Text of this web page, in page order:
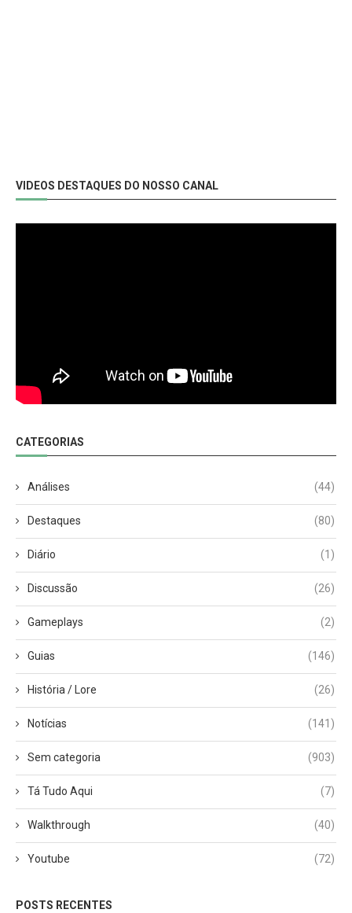
VIDEOS DESTAQUES DO NOSSO CANAL
CATEGORIAS
Análises (44)
Destaques (80)
Diário (1)
Discussão (26)
Gameplays (2)
Guias (146)
História / Lore (26)
Notícias (141)
Sem categoria (903)
Tá Tudo Aqui (7)
Walkthrough (40)
Youtube (72)
POSTS RECENTES